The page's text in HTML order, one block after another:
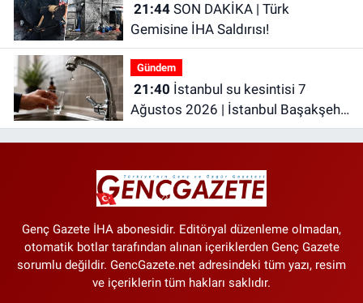
21:44SON DAKİKA | Türk
Gemisine İHA Saldırısı!
Gündem
21:40
Ağustos 2026 | İstanbul Başakşehir
Su Kesintisi | İstanbul’da Son
Genç Gazete İHA abonesidir. Editöryal düzenleme olmadan,
otomatik botlar tarafından alınan içeriklerden Genç Gazete
sorumlu değildir. GencGazete.net adresindeki tüm yazı, resim
ve içeriklerin tüm hakları saklıdır.